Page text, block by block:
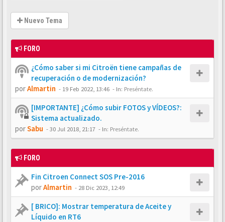
Nuevo Tema
FORO
¿Cómo saber si mi Citroën tiene campañas de
recuperación o de modernización?
porAlmartin - 19 Feb 2022, 13:46 - In: Preséntate.
[IMPORTANTE] ¿Cómo subir FOTOS y VÍDEOS?:
Sistema actualizado.
porSabu -30 Jul 2018, 21:17 - In: Preséntate.
FORO
Fin Citroen Connect SOS Pre-2016
porAlmartin - 28 Dic 2023, 12:49
[ BRICO]: Mostrar temperatura de Aceite y
Líquido en RT6